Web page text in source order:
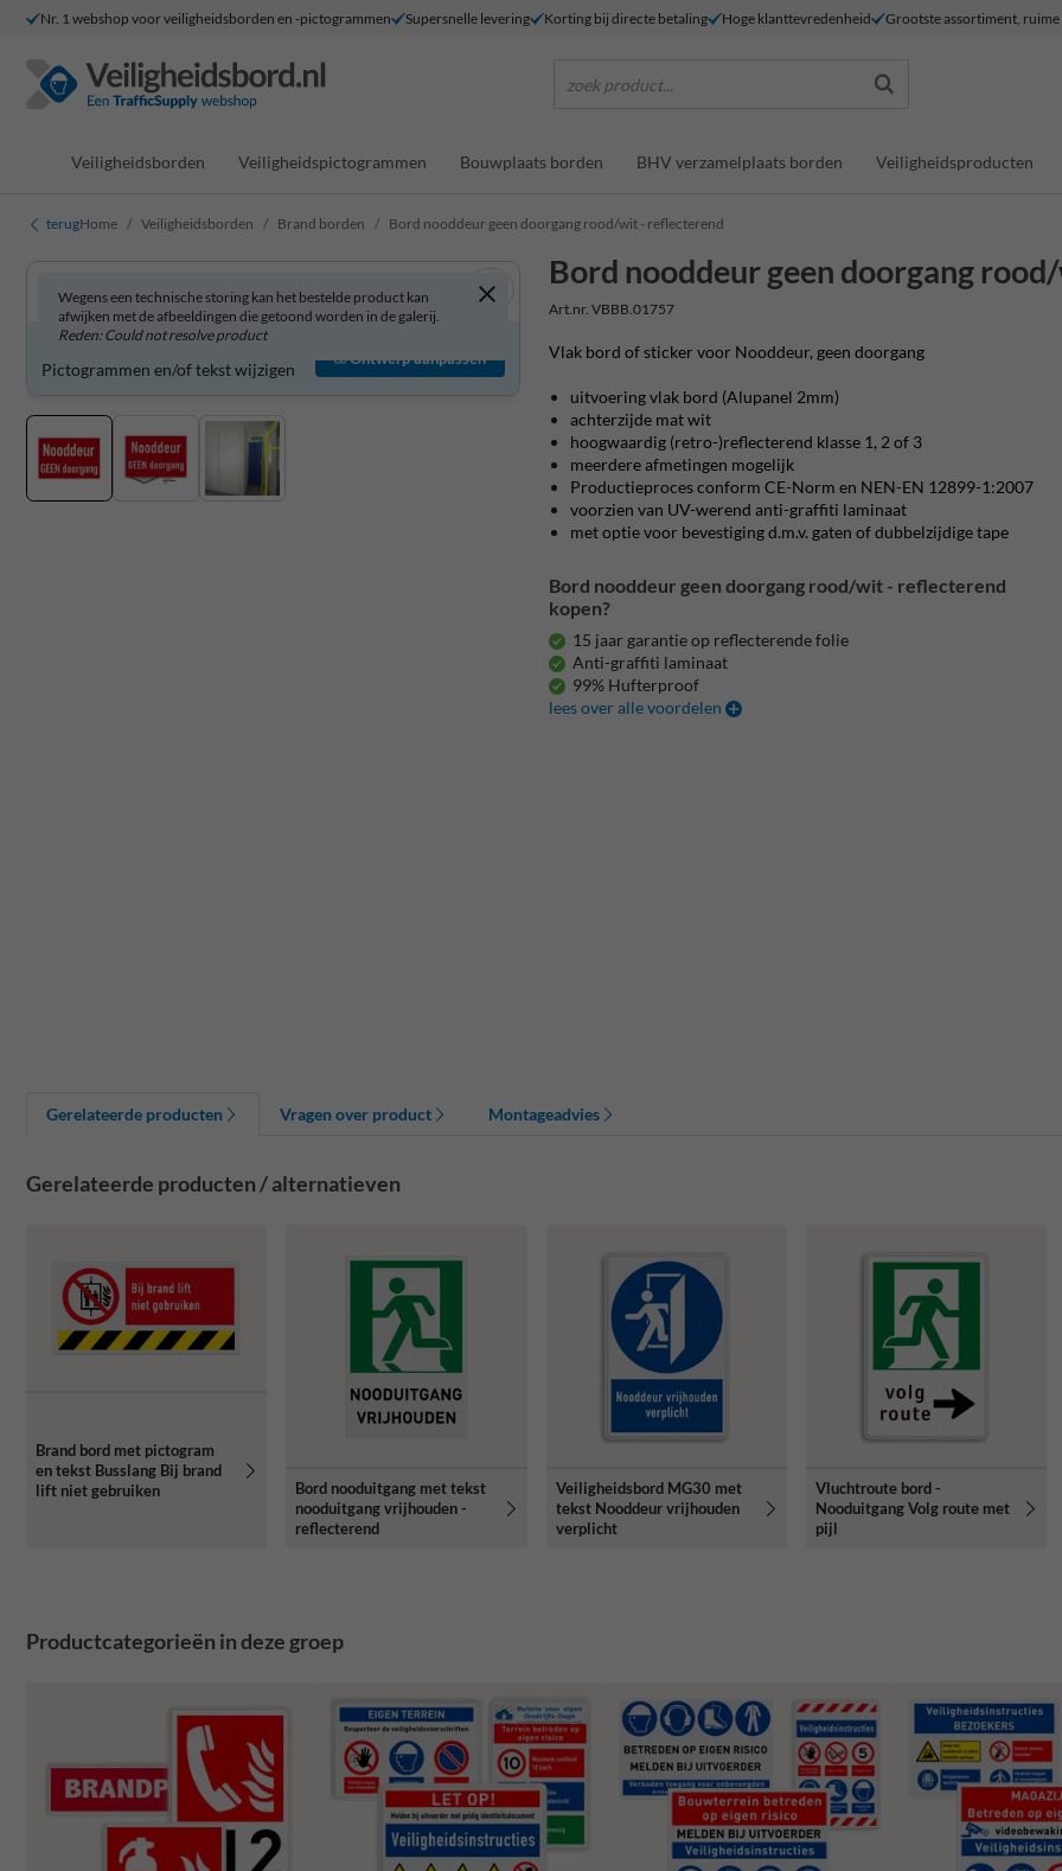
Nr. 1 webshop voor veiligheidsborden en -pictogrammen Supersnelle levering Korting bij directe betaling Hoge klanttevredenheid Grootste assortiment,
zoek product...
Veiligheidsborden Veiligheidspictogrammen Bouwplaats borden BHV verzamelplaats borden Veiligheidsproducten
terugHome Veiligheidsborden Brand borden Bord nooddeur geen doorgang rood/wit - reflecterend
Bord nooddeur geen doorgang
Art.nr. VBBB.01757
Wegens een technische storing kan het bestelde product kan
afwijken met de afbeeldingen die getoond worden in de galerij.
Reden: Could not resolve product
Bord zelf aanpassen?
Pictogrammen en/of tekst wijzigen
Ontwerp aanpassen Vlak bord of sticker voor Nooddeur, geen doorgang
uitvoering vlak bord (Alupanel 2mm)
achterzijde mat wit
hoogwaardig (retro-)reflecterend klasse 1, 2 of 3
meerdere afmetingen mogelijk
Productieproces conform CE-Norm en NEN-EN 12899-1:2007
voorzien van UV-werend anti-graffiti laminaat
met optie voor bevestiging d.m.v. gaten of dubbelzijdige tape
Bord nooddeur geen doorgang rood/wit - reflecterend
kopen?
15 jaar garantie op reflecterende folie
Anti-graffiti laminaat
99% Hufterproof
lees over alle voordelen
Gerelateerde producten Vragen over product Montageadvies
Gerelateerde producten / alternatieven
Brand bord met pictogram
en tekst Busslang Bij brand
lift niet gebruiken
Bord nooduitgang met tekst
nooduitgang vrijhouden -
reflecterend
Veiligheidsbord MG30 met
tekst Nooddeur vrijhouden
verplicht
Vluchtroute bord -
Nooduitgang Volg route met
pijl
Productcategorieën in deze groep